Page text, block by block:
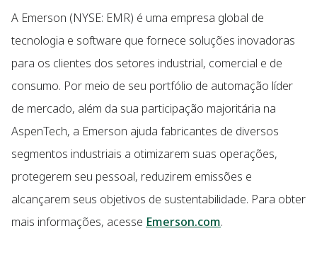
A Emerson (NYSE: EMR) é uma empresa global de
tecnologia e software que fornece soluções inovadoras
para os clientes dos setores industrial, comercial e de
consumo. Por meio de seu portfólio de automação líder
de mercado, além da sua participação majoritária na
AspenTech, a Emerson ajuda fabricantes de diversos
segmentos industriais a otimizarem suas operações,
protegerem seu pessoal, reduzirem emissões e
alcançarem seus objetivos de sustentabilidade. Para obter
mais informações, acesse Emerson.com.